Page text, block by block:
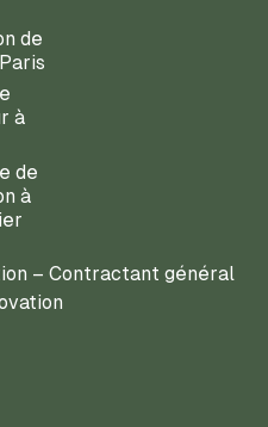
de
à
de
à
– Contractant général